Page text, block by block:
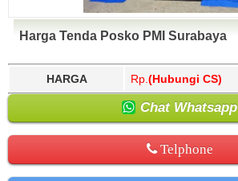
Harga Tenda Posko PMI Surabaya
HARGA Rp. (Hubungi CS)
Chat Whatsapp
Telphone